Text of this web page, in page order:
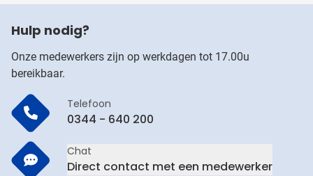
Hulp nodig?
Onze medewerkers zijn op werkdagen tot 17.00u
bereikbaar.
Telefoon
0344 - 640 200
Chat
Direct contact met een medewerker